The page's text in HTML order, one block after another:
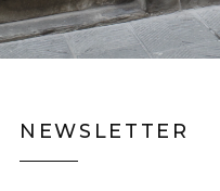
NEWSLETTER